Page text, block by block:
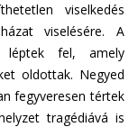
viselkedés
viselésére. A
léptek fel, amely
oldottak. Negyed
fegyveresen tértek
tragédiává is